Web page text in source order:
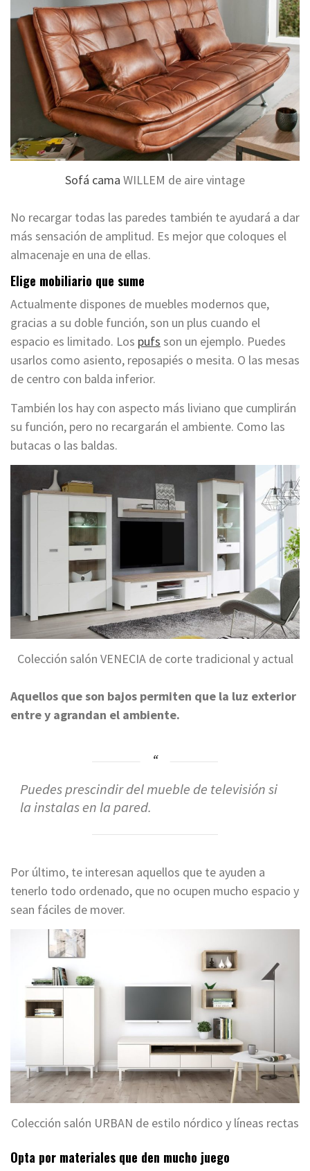
Sofá cama WILLEM de aire vintage
No recargar todas las paredes también te ayudará a dar
más sensación de amplitud. Es mejor que coloques el
almacenaje en una de ellas.
Elige mobiliario que sume
Actualmente dispones de muebles modernos que,
gracias a su doble función, son un plus cuando el
espacio es limitado. Los pufs son un ejemplo. Puedes
usarlos como asiento, reposapiés o mesita. O las mesas
de centro con balda inferior.
También los hay con aspecto más liviano que cumplirán
su función, pero no recargarán el ambiente. Como las
butacas o las baldas.
Colección salón VENECIA de corte tradicional y actual
Aquellos que son bajos permiten que la luz exterior
entre y agrandan el ambiente.
Puedes prescindir del mueble de televisión si
la instalas en la pared.
Por último, te interesan aquellos que te ayuden a
tenerlo todo ordenado, que no ocupen mucho espacio y
sean fáciles de mover.
Colección salón URBAN de estilo nórdico y líneas rectas
Opta por materiales que den mucho juego